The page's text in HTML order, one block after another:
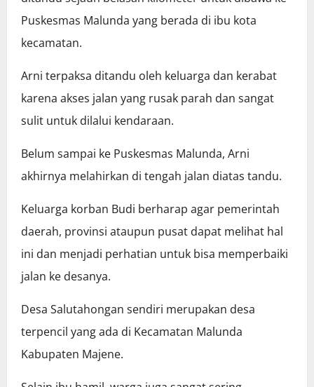
Puskesmas Malunda yang berada di ibu kota
kecamatan.
Arni terpaksa ditandu oleh keluarga dan kerabat
karena akses jalan yang rusak parah dan sangat
sulit untuk dilalui kendaraan.
Belum sampai ke Puskesmas Malunda, Arni
akhirnya melahirkan di tengah jalan diatas tandu.
Keluarga korban Budi berharap agar pemerintah
daerah, provinsi ataupun pusat dapat melihat hal
ini dan menjadi perhatian untuk bisa memperbaiki
jalan ke desanya.
Desa Salutahongan sendiri merupakan desa
terpencil yang ada di Kecamatan Malunda
Kabupaten Majene.